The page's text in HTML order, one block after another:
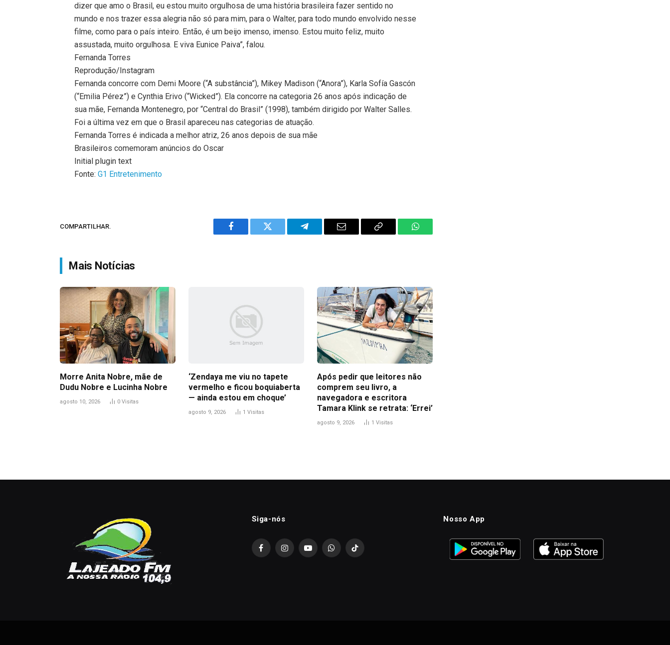
dizer que amo o Brasil, eu estou muito orgulhosa de uma história brasileira fazer sentido no
mundo e nos trazer essa alegria não só para mim, para o Walter, para todo mundo envolvido nesse
filme, como para o país inteiro. Então, é um beijo imenso, imenso. Estou muito feliz, muito
assustada, muito orgulhosa. E viva Eunice Paiva”, falou.
Fernanda Torres
Reprodução/Instagram
Fernanda concorre com Demi Moore (“A substância”), Mikey Madison (“Anora”), Karla Sofía Gascón
(“Emilia Pérez”) e Cynthia Erivo (“Wicked”). Ela concorre na categoria 26 anos após indicação de
sua mãe, Fernanda Montenegro, por “Central do Brasil” (1998), também dirigido por Walter Salles.
Foi a última vez em que o Brasil apareceu nas categorias de atuação.
Fernanda Torres é indicada a melhor atriz, 26 anos depois de sua mãe
Brasileiros comemoram anúncios do Oscar
Initial plugin text
Fonte:G1 Entretenimento
COMPARTILHAR.
Facebook Twitter Telegram Email
Copy
WhatsApp
Mais Notícias
Morre Anita Nobre, mãe de
Dudu Nobre e Lucinha Nobre
agosto 10, 2026 0 Visitas
‘Zendaya me viu no tapete
vermelho e ficou boquiaberta
— ainda estou em choque’
agosto 9, 2026 1 Visitas
Após pedir que leitores não
comprem seu livro, a
navegadora e escritora
Tamara Klink se retrata: ‘Errei’
agosto 9, 2026 1 Visitas
Siga-nós
FacebookInstagramYouTubeWhatsAppTikTok
Nosso App